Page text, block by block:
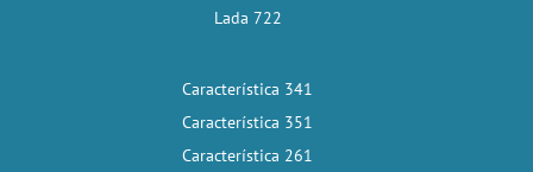
Lada 722
Característica 341
Característica 351
Característica 261